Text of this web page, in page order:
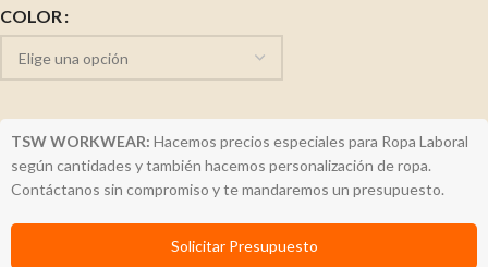
COLOR
TSW WORKWEAR: Hacemos precios especiales para Ropa Laboral
según cantidades y también hacemos personalización de ropa.
Contáctanos sin compromiso y te mandaremos un presupuesto.
Solicitar Presupuesto